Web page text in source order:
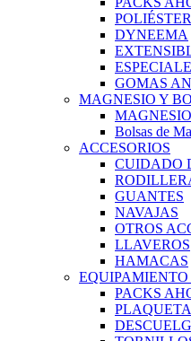
POLIÉSTER
DYNEEMA
GOMAS
MAGNESIO Y
MAGNESIO
Bolsas de
ACCESORIOS
CUIDADO
GUANTES
NAVAJAS
OTROS
LLAVEROS
HAMACAS
PACKS